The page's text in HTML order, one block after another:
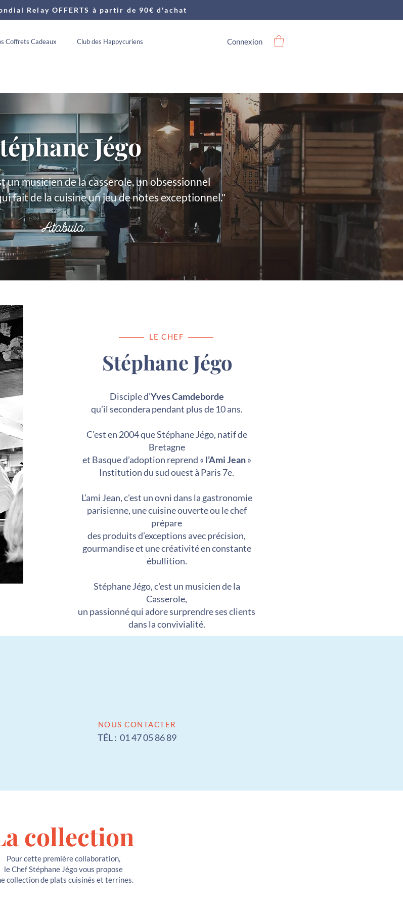
Relay OFFERTS à partir de 90€ d'achat
Coffrets Cadeaux Club des Happycuriens Connexion
Jégo
un musicien de la casserole, un obsessionnel
fait de la cuisine un jeu de notes exceptionnel."
Atabula
LE CHEF
Stéphane Jégo
Disciple d’Yves Camdeborde
qu’il secondera pendant plus de 10 ans.
C’est en 2004 que Stéphane Jégo, natif de
Bretagne
et Basque d’adoption reprend « l’Ami Jean»
Institution du sud ouest à Paris 7e.
L’ami Jean, c'est un ovni dans la gastronomie
parisienne, une cuisine ouverte ou le chef
prépare
des produits d’exceptions avec précision,
gourmandise et une créativité en constante
ébullition.
Stéphane Jégo, c'est un musicien de la
Casserole,
un passionné qui adore surprendre ses clients
dans la convivialité.
NOUS CONTACTER
TÉL : 01 47 05 86 89
collection
Pour cette première collaboration,
le ChefStéphane Jégo vous propose
collection de plats cuisinés et terrines.